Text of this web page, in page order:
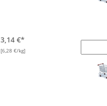
3,14 €*
[6,28 €/kg]